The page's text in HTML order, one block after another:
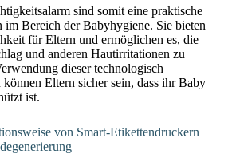
sind somit eine praktische
Bereich der Babyhygiene. Sie bieten
für Eltern und ermöglichen es, die
und anderen Hautirritationen zu
dieser technologisch
Eltern sicher sein, dass ihr Baby
ist.
von Smart-Etikettendruckern